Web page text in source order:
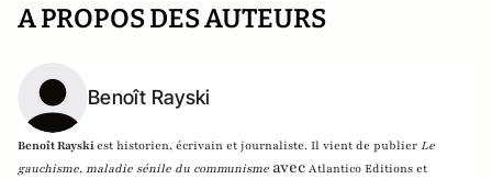
A PROPOS DES AUTEURS
Benoît Rayski
Benoît Rayskiest historien, écrivain et journaliste. Il vient de publier Le
gauchisme, maladie sénile du communisme avec Atlantico Editions et